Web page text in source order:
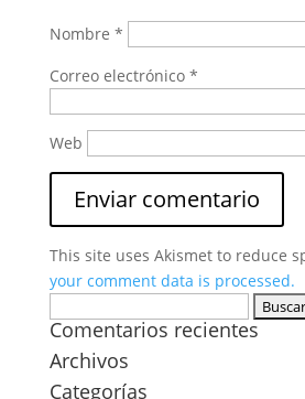
Nombre *
Correo electrónico *
Web
This site uses Akismet to reduce
your comment data is processed.
Comentarios recientes
Archivos
Categorías